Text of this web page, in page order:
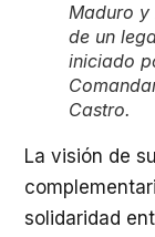
Maduro y
de un
iniciado
Castro.
La visión de
solidaridad